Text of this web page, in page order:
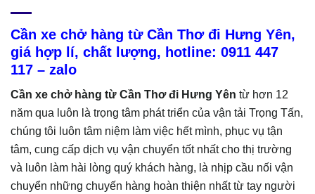
Cần xe chở hàng từ Cần Thơ đi Hưng Yên,
giá hợp lí, chất lượng, hotline: 0911 447
117 – zalo
Cần xe chở hàng từ Cần Thơ đi Hưng Yên từ hơn 12
năm qua luôn là trọng tâm phát triển của vận tải Trọng Tấn,
chúng tôi luôn tâm niệm làm việc hết mình, phục vụ tận
tâm, cung cấp dịch vụ vận chuyển tốt nhất cho thị trường
và luôn làm hài lòng quý khách hàng, là nhịp cầu nối vận
chuyển những chuyến hàng hoàn thiện nhất từ tay người